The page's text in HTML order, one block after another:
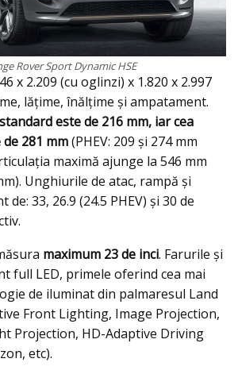
Rover Sport Dynamic HSE
x 2.209 (cu oglinzi) x 1.820 x 2.997
lăţime, înălţime şi ampatament.
este de 216 mm, iar cea
281 mm(PHEV: 209 şi 274 mm
maximă ajunge la 546 mm
Unghiurile de atac, rampă şi
de: 33, 26.9 (24.5 PHEV) şi 30 de
maximum 23 de inci. Farurile şi
full LED, primele oferind cea mai
de iluminat din palmaresul Land
Front Lighting, Image Projection,
Projection, HD-Adaptive Driving
etc).